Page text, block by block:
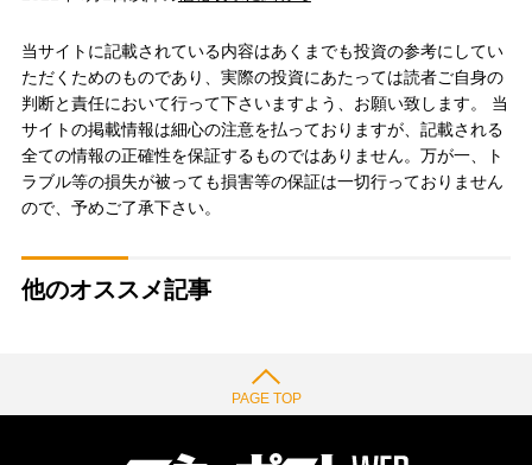
当サイトに記載されている内容はあくまでも投資の参考にしてい
ただくためのものであり、実際の投資にあたっては読者ご自身の
判断と責任において行って下さいますよう、お願い致します。 当
サイトの掲載情報は細心の注意を払っておりますが、記載される
全ての情報の正確性を保証するものではありません。万が一、ト
ラブル等の損失が被っても損害等の保証は一切行っておりません
ので、予めご了承下さい。
他のオススメ記事
PAGE TOP